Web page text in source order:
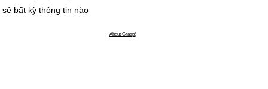
bất kỳ thông tin nào
About Grasp!